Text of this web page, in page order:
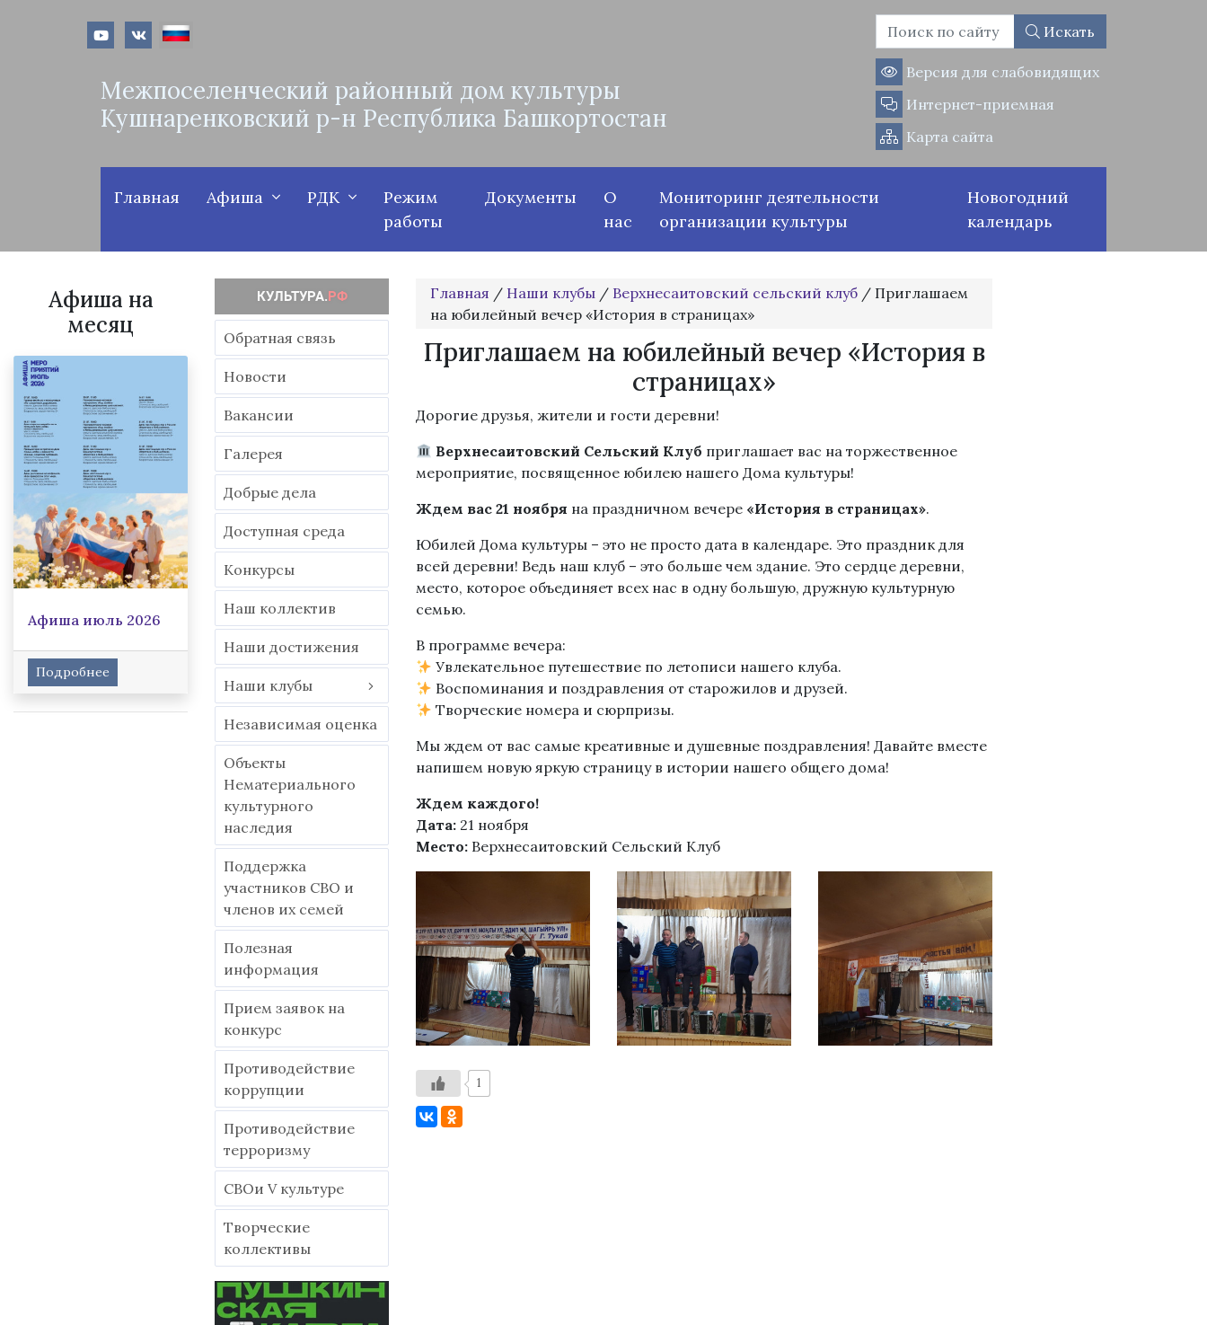
Искать
Межпоселенческий районный дом культуры
Кушнаренковский р-н Республика Башкортостан
Версия для слабовидящих
Интернет-приемная
Карта сайта
Главная Афиша РДК
Режим
работы
Документы
О
нас
Мониторинг деятельности
организации культуры
Новогодний
календарь
Афиша на
месяц
Афиша июль 2026
Подробнее
Обратная связь
Новости
Вакансии
Гaлерея
Добрые дела
Доступная среда
Конкурсы
Наш коллектив
Наши достижения
Наши клубы
Независимая оценка
Объекты
Нематериального
культурного
наследия
Поддержка
участников СВО и
членов их семей
Полезная
информация
Прием заявок на
конкурс
Противодействие
коррупции
Противодействие
терроризму
СВОи V культуре
Творческие
коллективы
Главная / Наши клубы / Верхнесаитовский сельский клуб / Приглашаем
на юбилейный вечер «История в страницах»
Приглашаем на юбилейный вечер «История в
страницах»
Дорогие друзья, жители и гости деревни!
Верхнесаитовский Сельский Клуб приглашает вас на торжественное
мероприятие, посвященное юбилею нашего Дома культуры!
Ждем вас 21 ноября на праздничном вечере «История в страницах».
Юбилей Дома культуры – это не просто дата в календаре. Это праздник для
всей деревни! Ведь наш клуб – это больше чем здание. Это сердце деревни,
место, которое объединяет всех нас в одну большую, дружную культурную
семью.
В программе вечера:
Увлекательное путешествие по летописи нашего клуба.
Воспоминания и поздравления от старожилов и друзей.
Творческие номера и сюрпризы.
Мы ждем от вас самые креативные и душевные поздравления! Давайте вместе
напишем новую яркую страницу в истории нашего общего дома!
Ждем каждого!
Дата: 21 ноября
Место: Верхнесаитовский Сельский Клуб
1